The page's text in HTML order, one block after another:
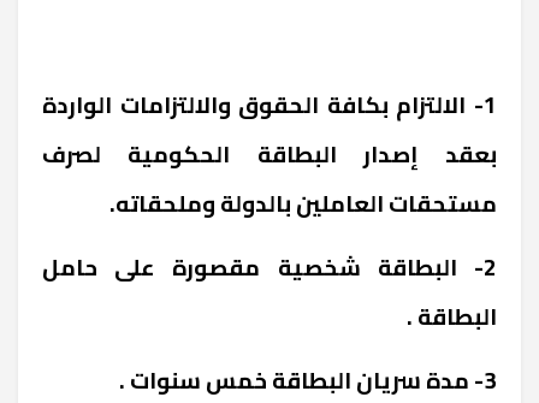
1- الالتزام بكافة الحقوق والالتزامات الواردة
بعقد إصدار البطاقة الحكومية لصرف
مستحقات العاملين بالدولة وملحقاته.
2- البطاقة شخصية مقصورة على حامل
البطاقة .
3- مدة سريان البطاقة خمس سنوات .